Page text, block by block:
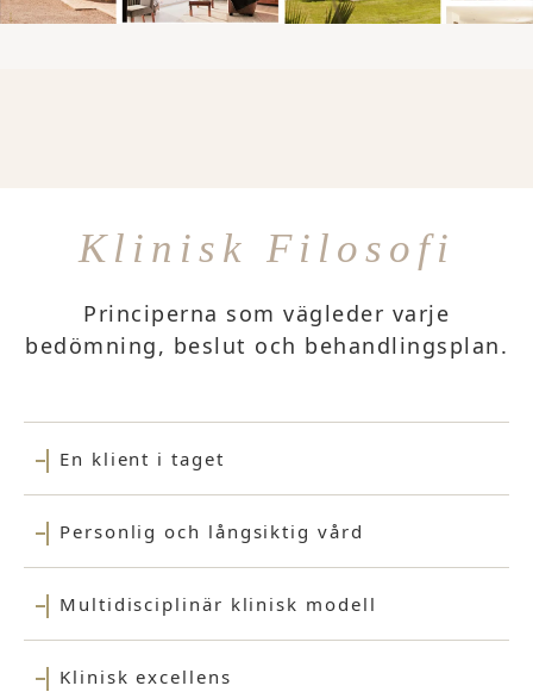
Klinisk Filosofi
Principerna som vägleder varje
bedömning, beslut och behandlingsplan.
En klient i taget
Personlig och långsiktig vård
Multidisciplinär klinisk modell
Klinisk excellens